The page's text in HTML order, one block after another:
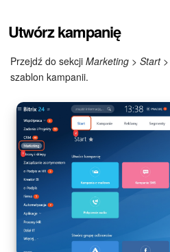
Subskrypcja
Aplikacja desktopowa
Widżet pracownika
Centrum Kontaktowe
Analityka CRM
Baza Wiedzy
CRM + Sklep internetowy
Utwórz kampanię
Przejdź do sekcji Marketing > Start>
szablon kampanii.